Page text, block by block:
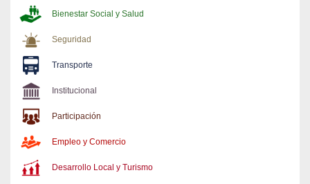
Bienestar Social y Salud
Seguridad
Transporte
Institucional
Participación
Empleo y Comercio
Desarrollo Local y Turismo